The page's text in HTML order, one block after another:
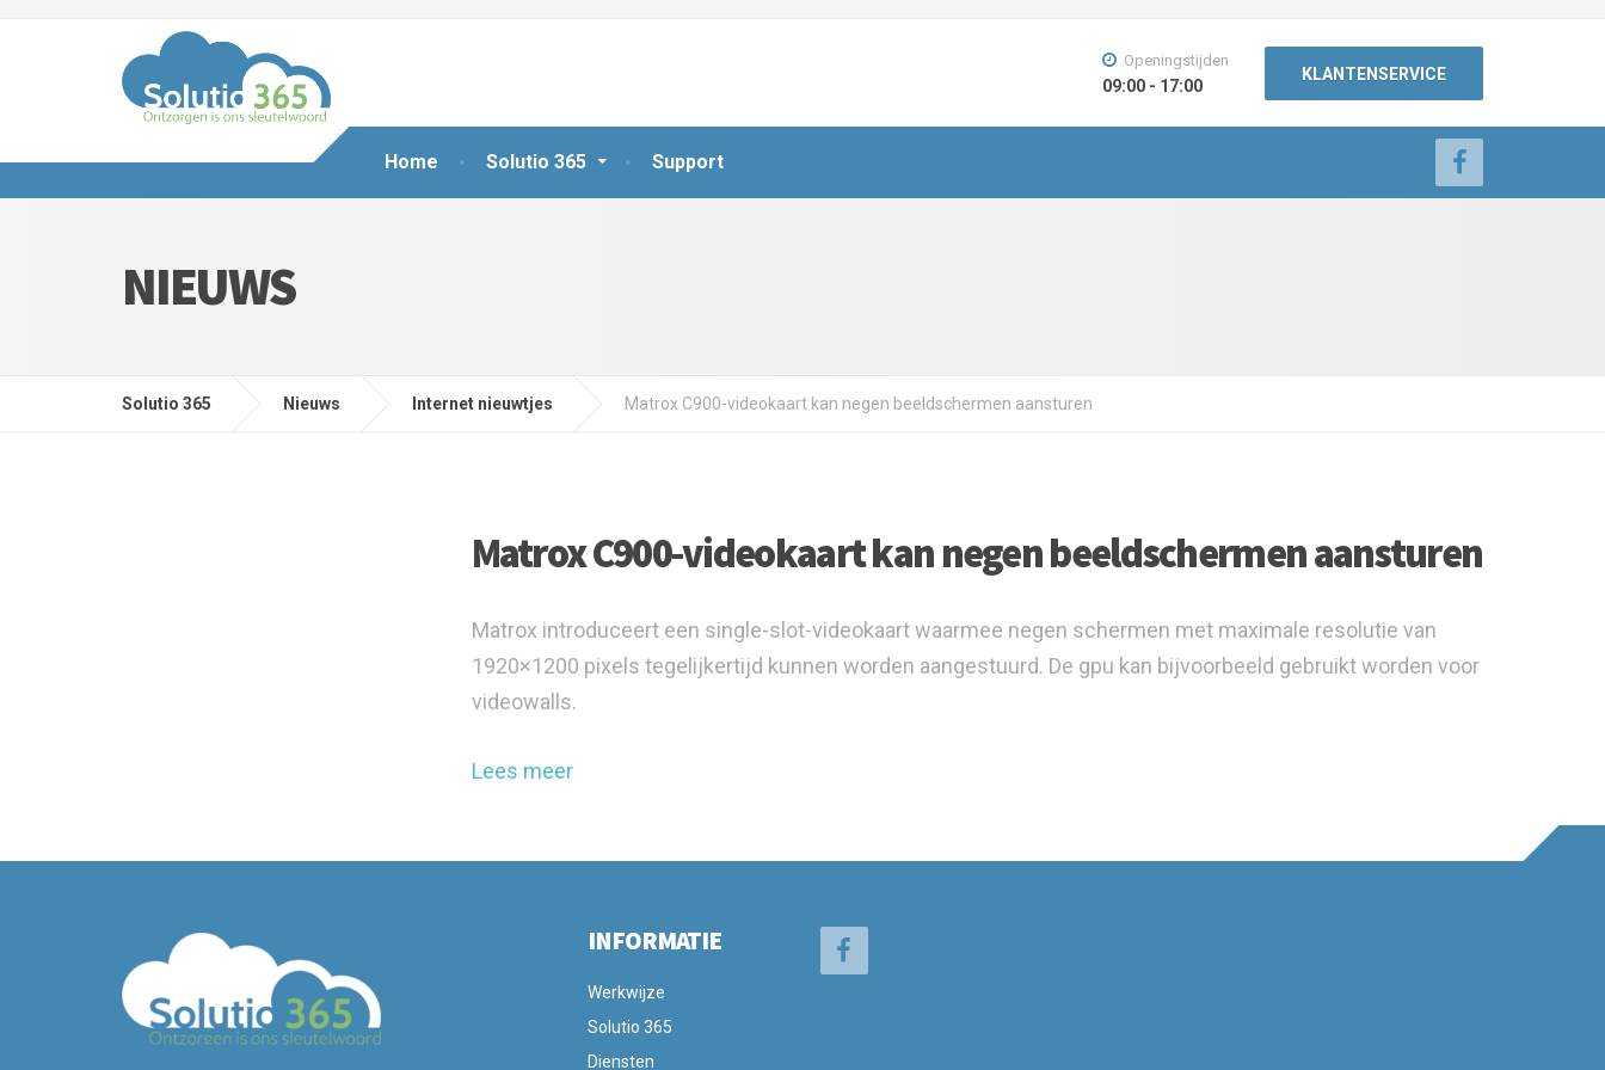
Home Solutio 365 Support
Openingstijden
09:00 - 17:00
KLANTENSERVICE
NIEUWS
Solutio 365 Nieuws Internet nieuwtjes Matrox C900-videokaart kan negen beeldschermen aansturen
Matrox C900-videokaart kan negen beeldschermen aansturen
Matrox introduceert een single-slot-videokaart waarmee negen schermen met maximale resolutie van
1920×1200 pixels tegelijkertijd kunnen worden aangestuurd. De gpu kan bijvoorbeeld gebruikt worden voor
videowalls.
Lees meer
INFORMATIE
Werkwijze
Solutio 365
Diensten